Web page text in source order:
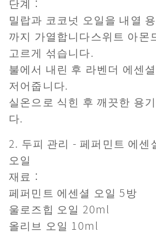
밀랍과 코코넛 오일을 내열
까지 가열합니다스위트 아몬
고르게 섞습니다.
불에서 내린 후 라벤더 에센
저어줍니다.
실온으로 식힌 후 깨끗한 용
다.
2. 두피 관리 - 페퍼민트 에센
오일
재료：
페퍼민트 에센셜 오일 5방
울로즈힙 오일 20ml
올리브 오일 10ml